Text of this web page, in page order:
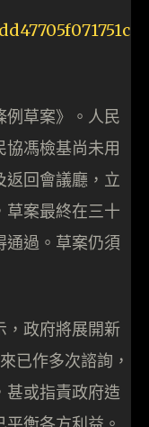
例草案》。人民
協馮檢基尚未用
返回會議廳，立
草案最終在三十
通過。草案仍須
，政府將展開新
已作多次諮詢，
甚或指責政府造